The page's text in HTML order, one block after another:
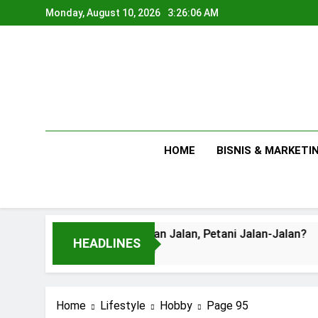
to
Monday, August 10, 2026 3:26:07 AM
HOME BISNIS &
HEADLINES
Pertanian Jalan, Petani Jalan-Jalan?
Home Lifestyle Hobby Page 95